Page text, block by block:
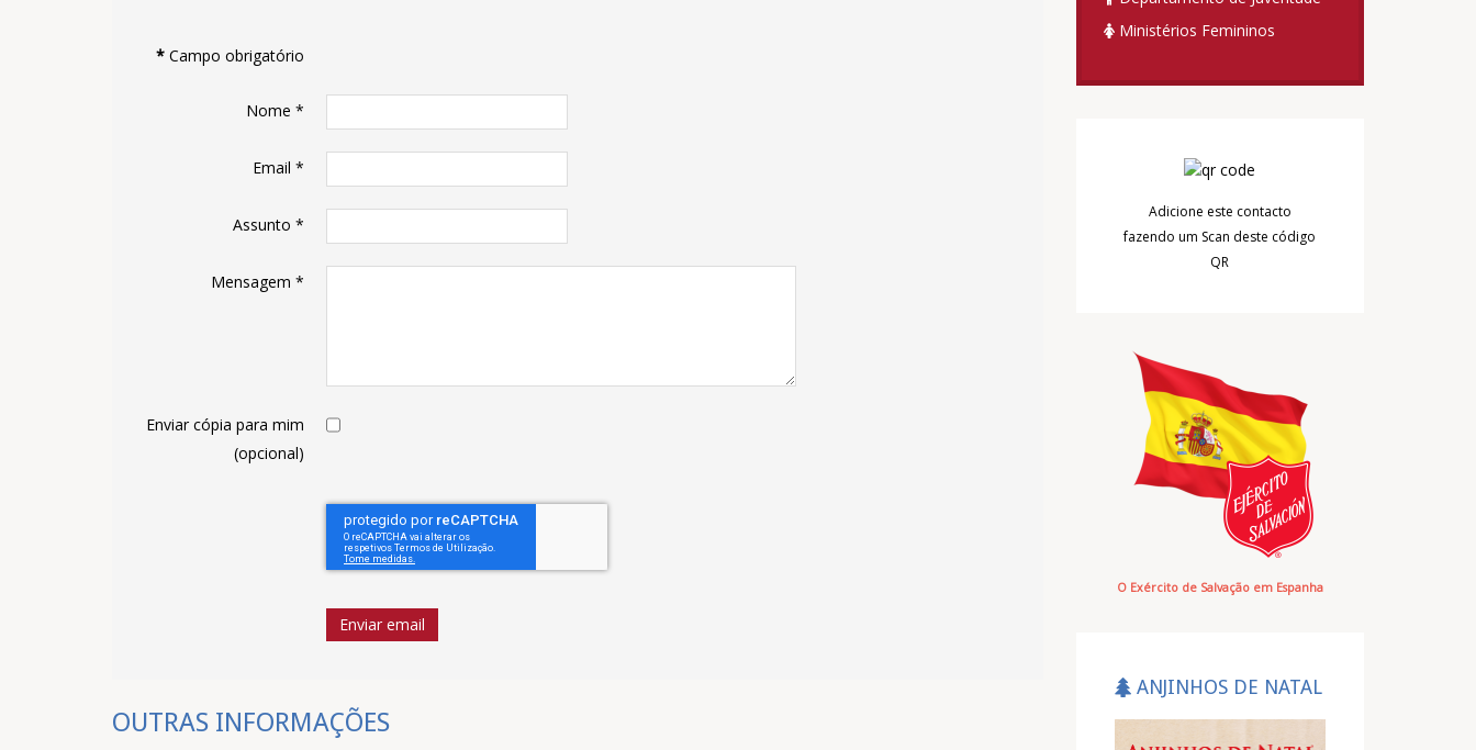
* Campo obrigatório
Nome *
Email *
Assunto *
Mensagem *
Enviar cópia para mim
(opcional)
Enviar email
OUTRAS INFORMAÇÕES
Ministérios Femininos
Adicione este contacto
fazendo um Scan deste código
QR
O Exército de Salvação em Espanha
ANJINHOS DE NATAL